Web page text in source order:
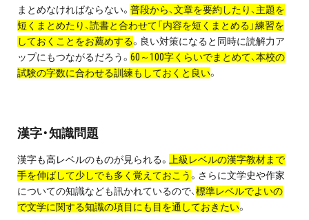
まとめなければならない。 普段から、文章を要約したり、主題を
短くまとめたり、読書と合わせて「内容を短くまとめる」練習を
しておくことをお薦めする。良い対策になると同時に読解力ア
ップにもつながるだろう。 60～100字くらいでまとめて、本校の
試験の字数に合わせる訓練もしておくと良い。
漢字・知識問題
漢字も高レベルのものが見られる。
上級レベルの漢字教材まで
手を伸ばして少しでも多く覚えておこう。さらに文学史や作家
についての知識なども訊かれているので、標準レベルでよいの
で文学に関する知識の項目にも目を通しておきたい。